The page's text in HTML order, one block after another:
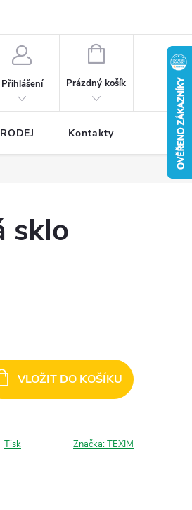
Přihlášení
NÁKUPNÍ
Prázdný košík
Kontakty
sklo
VLOŽIT DO KOŠÍKU
Tisk Značka:TEXIM